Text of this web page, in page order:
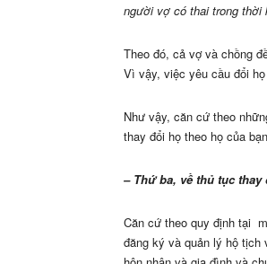
người vợ có thai trong thời
Theo đó, cả vợ và chồng
Vì vậy, việc yêu cầu đổi
Như vậy, căn cứ theo
thay đổi họ theo họ của
– Thứ ba, về thủ tục
Căn cứ theo quy định tại
đăng ký và quản lý hộ tịch